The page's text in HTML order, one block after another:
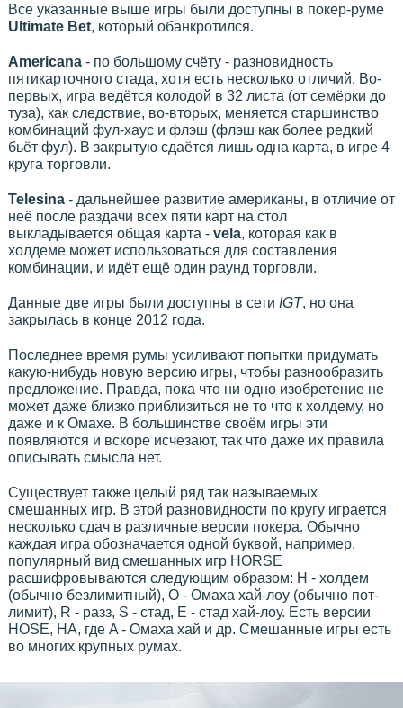
Все указанные выше игры были доступны в покер-руме
Ultimate Bet, который обанкротился.
Americana- по большому счёту - разновидность
пятикарточного стада, хотя есть несколько отличий. Во-
первых, игра ведётся колодой в 32 листа (от семёрки до
туза), как следствие, во-вторых, меняется старшинство
комбинаций фул-хаус и флэш (флэш как более редкий
бьёт фул). В закрытую сдаётся лишь одна карта, в игре 4
круга торговли.
Telesina- дальнейшее развитие американы, в отличие от
неё после раздачи всех пяти карт на стол
выкладывается общая карта - vela, которая как в
холдеме может использоваться для составления
комбинации, и идёт ещё один раунд торговли.
Данные две игры были доступны в сети IGT, но она
закрылась в конце 2012 года.
Последнее время румы усиливают попытки придумать
какую-нибудь новую версию игры, чтобы разнообразить
предложение. Правда, пока что ни одно изобретение не
может даже близко приблизиться не то что к холдему, но
даже и к Омахе. В большинстве своём игры эти
появляются и вскоре исчезают, так что даже их правила
описывать смысла нет.
Существует также целый ряд так называемых
смешанных игр. В этой разновидности по кругу играется
несколько сдач в различные версии покера. Обычно
каждая игра обозначается одной буквой, например,
популярный вид смешанных игр HORSE
расшифровываются следующим образом: H - холдем
(обычно безлимитный), O - Омаха хай-лоу (обычно пот-
лимит), R - разз, S - стад, E - стад хай-лоу. Есть версии
HOSE, HA, где A - Омаха хай и др. Смешанные игры есть
во многих крупных румах.